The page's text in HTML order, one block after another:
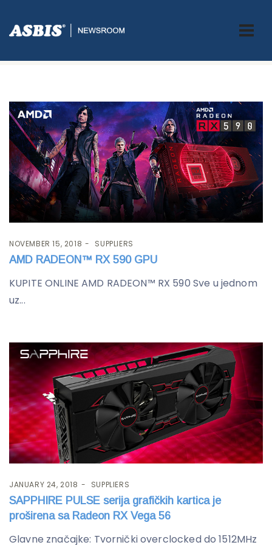
Tag:Graphics Card
NOVEMBER 15, 2018 SUPPLIERS
AMD RADEON™ RX 590 GPU
KUPITE ONLINE AMD RADEON™ RX 590 Sve u jednom
uz...
JANUARY 24, 2018 SUPPLIERS
SAPPHIRE PULSE serija grafičkih kartica je
proširena sa Radeon RX Vega 56
Glavne značajke: Tvornički overclocked do 1512MHz